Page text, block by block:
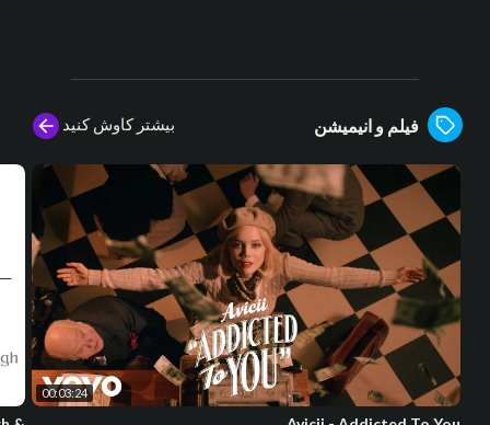
فیلم و انیمیشن بیشتر کاوش کنید
00:03:24